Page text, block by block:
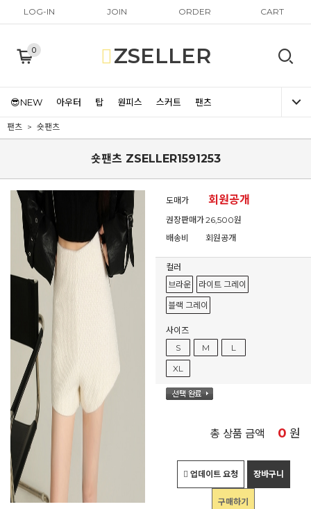
LOG-IN JOIN ORDER CART
0 ZSELLER
😎NEW 아우터 탑 원피스 스커트 팬츠
팬츠 숏팬츠
숏팬츠 ZSELLER1591253
도매가 회원공개
권장판매가26,500원
배송비
회원공개
컬러
브라운
라이트 그레이
블랙 그레이
사이즈
S
M
L
XL
총 상품 금액 0 원
업데이트 요청 장바구니
구매하기